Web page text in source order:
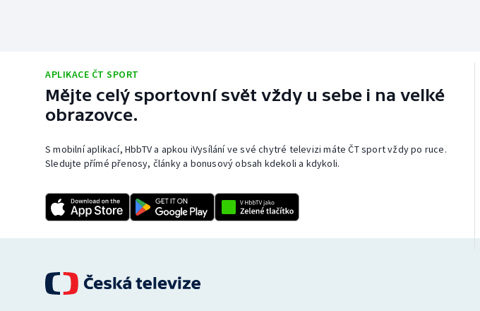
APLIKACE ČT SPORT
Mějte celý sportovní svět vždy u sebe i na velké
obrazovce.
S mobilní aplikací, HbbTV a apkou iVysílání ve své chytré televizi máte ČT sport vždy po ruce.
Sledujte přímé přenosy, články a bonusový obsah kdekoli a kdykoli.